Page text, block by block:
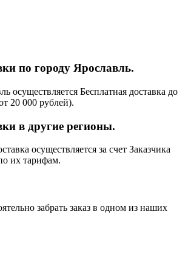
по городу Ярославль.
осуществляется Бесплатная доставка до
20 000 рублей).
в другие регионы.
осуществляется за счет Заказчика
их тарифам.
забрать заказ в одном из наших